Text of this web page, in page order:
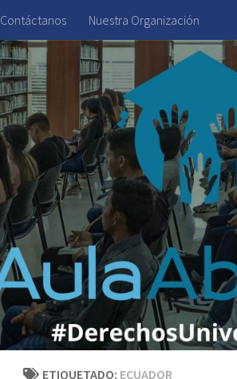
Contáctanos Nuestra Organización
ETIQUETADO: ECUADOR